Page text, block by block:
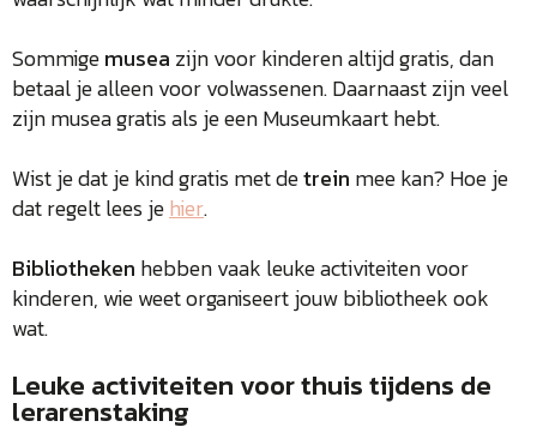
Sommigemusea zijn voor kinderen altijd gratis, dan
betaal je alleen voor volwassenen. Daarnaast zijn veel
zijn musea gratis als je een Museumkaart hebt.
Wist je dat je kind gratis met detrein mee kan? Hoe je
dat regelt lees jehier.
Bibliotheken hebben vaak leuke activiteiten voor
kinderen, wie weet organiseert jouw bibliotheek ook
wat.
Leuke activiteiten voor thuis tijdens de
lerarenstaking